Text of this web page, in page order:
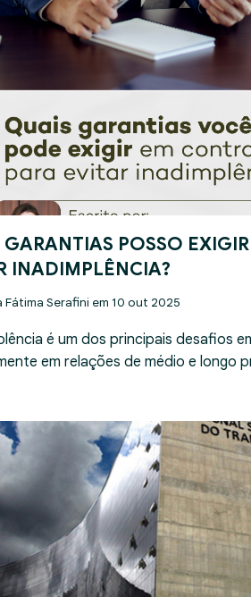
POSSO
INADIMPLÊNCIA?
Fátima Serafini em 10 out 2025
é um dos principais desafios
em relações de médio e longo